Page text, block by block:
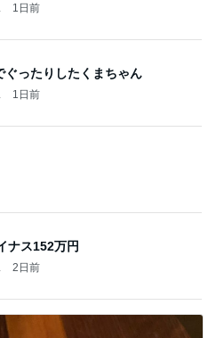
1日前
ぐったりしたくまちゃん
1日前
ナス152万円
2日前